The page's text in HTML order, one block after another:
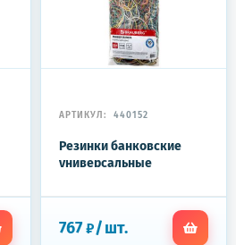
АРТИКУЛ: 440152
Резинки банковские
универсальные
BRAUBERG 1000 г,
цветные, натуральный
каучук, 440152
767 ₽/шт.